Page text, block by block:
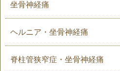
坐骨神経痛
ヘルニア・坐骨神経痛
脊柱管狭窄症・坐骨神経痛